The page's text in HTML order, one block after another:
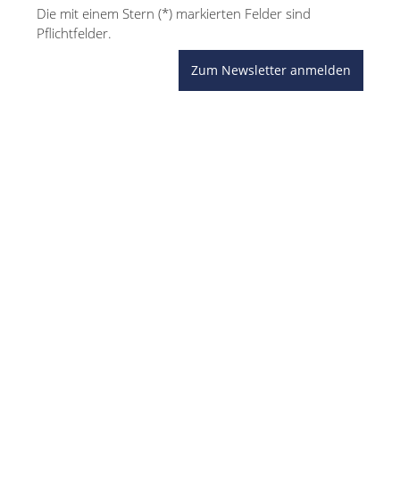
Die mit einem Stern (*) markierten Felder sind
Pflichtfelder.
Zum Newsletter anmelden